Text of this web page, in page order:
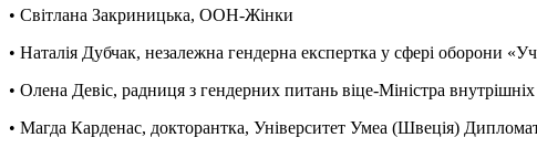
• Світлана Закриницька, ООН-Жінки
• Наталія Дубчак, незалежна гендерна експертка у сфері оборони
• Олена Девіс, радниця з гендерних питань віце-Міністра
• Магда Карденас, докторантка, Університет Умеа (Швеція)